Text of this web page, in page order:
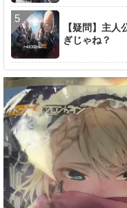
【疑問】主
ぎじゃね？